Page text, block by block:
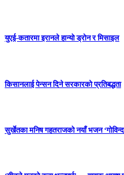
युएई-कतारमा इरानले हान्यो ड्रोन र मिसाइल
किसानलाई पेन्सन दिने सरकारको प्रतिबद्धता
सुर्खेतका मनिष गहतराजको नयाँ भजन ‘गोविन्द